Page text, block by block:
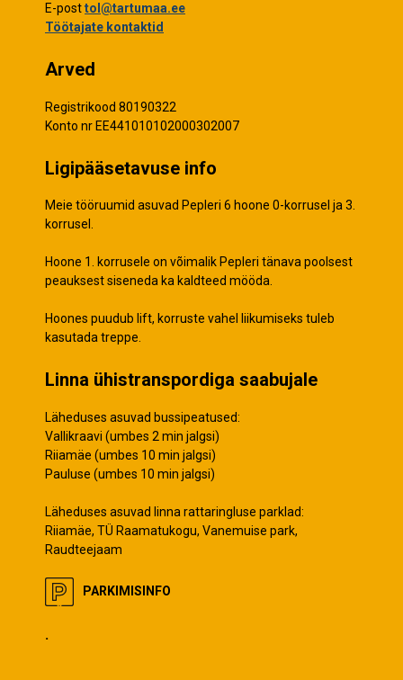
E-posttol@tartumaa.ee
Töötajate kontaktid
Arved
Registrikood 80190322
Konto nr EE441010102000302007
Ligipääsetavuse info
Meie tööruumid asuvad Pepleri 6 hoone 0-korrusel ja 3.
korrusel.
Hoone 1. korrusele on võimalik Pepleri tänava poolsest
peauksest siseneda ka kaldteed mööda.
Hoones puudub lift, korruste vahel liikumiseks tuleb
kasutada treppe.
Linna ühistranspordiga saabujale
Läheduses asuvad bussipeatused:
Vallikraavi (umbes 2 min jalgsi)
Riiamäe (umbes 10 min jalgsi)
Pauluse (umbes 10 min jalgsi)
Läheduses asuvad linna rattaringluse parklad:
Riiamäe, TÜ Raamatukogu, Vanemuise park,
Raudteejaam
PARKIMISINFO
.